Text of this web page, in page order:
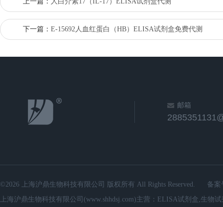
下一篇： E-15692人血红蛋白（HB）ELISA试剂盒免费代测
邮箱
©2026 上海沪鼎生物科技有限公司 版权所有 All Rights Reserved.
备案
上海沪鼎生物科技有限公司(www.shhdsj.com)主营：ELISA试剂盒,生物